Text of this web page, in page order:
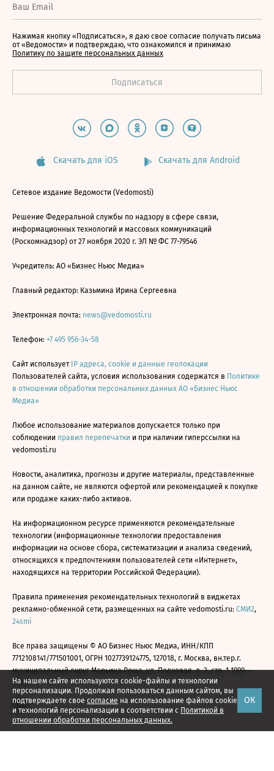
На нашем сайте используются cookie-файлы и технологии
персонализации. Продолжая пользоваться данным сайтом, вы
подтверждаете свое согласие на использование файлов cookie
и технологий персонализации в соответствии с Политикой в
отношении обработки персональных данных.
ОК
Нажимая кнопку «Подписаться», я даю свое согласие получать письма
от «Ведомости» и подтверждаю, что ознакомился и принимаю
Политику по защите персональных данных
Скачать для iOS Скачать для Android
Сетевое издание Ведомости (Vedomosti)
Решение Федеральной службы по надзору в сфере связи,
информационных технологий и массовых коммуникаций
(Роскомнадзор) от 27 ноября 2020 г. ЭЛ № ФС 77-79546
Учредитель: АО «Бизнес Ньюс Медиа»
Главный редактор: Казьмина Ирина Сергеевна
Электронная почта: news@vedomosti.ru
Телефон: +7 495 956-34-58
Сайт использует IP адреса, cookie и данные геолокации
Пользователей сайта, условия использования содержатся в Политике
в отношении обработки персональных данных АО «Бизнес Ньюс
Медиа»
Любое использование материалов допускается только при
соблюдении правил перепечатки и при наличии гиперссылки на
vedomosti.ru
Новости, аналитика, прогнозы и другие материалы, представленные
на данном сайте, не являются офертой или рекомендацией к покупке
или продаже каких-либо активов.
На информационном ресурсе применяются рекомендательные
технологии (информационные технологии предоставления
информации на основе сбора, систематизации и анализа сведений,
относящихся к предпочтениям пользователей сети «Интернет»,
находящихся на территории Российской Федерации).
Правила применения рекомендательных технологий в виджетах
рекламно-обменной сети, размещенных на сайте vedomosti.ru: СМИ2,
24smi
Все права защищены © АО Бизнес Ньюс Медиа, ИНН/КПП
7712108141/771501001, ОГРН 1027739124775, 127018, г. Москва, вн.тер.г.
муниципальный округ Марьина Роща, ул. Полковая, д. 3, стр. 1 1999—
2026